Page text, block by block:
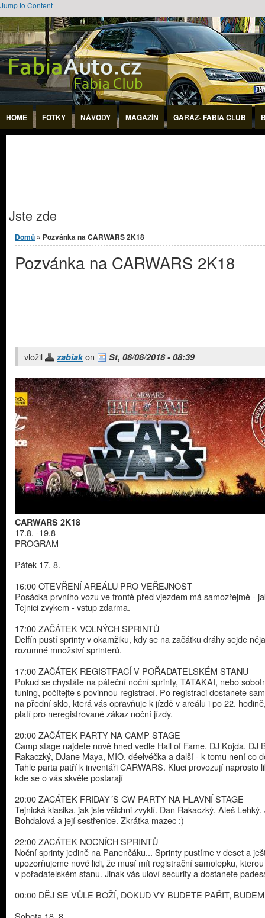
Jump to Content
HOME FOTKY NÁVODY MAGAZÍN GARÁŽ- FABIA CLUB
Jste zde
Domů » Pozvánka na CARWARS 2K18
Pozvánka na CARWARS 2K18
vložil zabiakon St, 08/08/2018 - 08:39
CARWARS 2K18​
17.8. -19.8
PROGRAM
Pátek 17. 8.
16:00 OTEVŘENÍ AREÁLU PRO VEŘEJNOST
Posádka prvního vozu ve frontě před vjezdem má samozřejmě -
Tejnici zvykem - vstup zdarma.
17:00 ZAČÁTEK VOLNÝCH SPRINTŮ
Delfín pustí sprinty v okamžiku, kdy se na začátku dráhy sejde
rozumné množství sprinterů.
17:00 ZAČÁTEK REGISTRACÍ V POŘADATELSKÉM STANU
Pokud se chystáte na páteční noční sprinty, TATAKAI, nebo
tuning, počítejte s povinnou registrací. Po registraci dostanete
na přední sklo, která vás opravňuje k jízdě v areálu i po 22.
platí pro neregistrované zákaz noční jízdy.
20:00 ZAČÁTEK PARTY NA CAMP STAGE
Camp stage najdete nově hned vedle Hall of Fame. DJ Kojda, DJ
Rakaczký, DJane Maya, MIO, déelvéčka a další - k tomu není co
Tahle parta patří k inventáři CARWARS. Kluci provozují naprosto
kde se o vás skvěle postarají
20:00 ZAČÁTEK FRIDAY´S CW PARTY NA HLAVNÍ STAGE
Tejnická klasika, jak jste všichni zvyklí. Dan Rakaczký, Aleš Lehký,
Bohdalová a její sestřenice. Zkrátka mazec :)
22:00 ZAČÁTEK NOČNÍCH SPRINTŮ
Noční sprinty jedině na Panenčáku... Sprinty pustíme v deset a
upozorňujeme nové lidi, že musí mít registrační samolepku,
v pořadatelském stanu. Jinak vás uloví security a dostanete
00:00 DĚJ SE VŮLE BOŽÍ, DOKUD VY BUDETE PAŘIT,